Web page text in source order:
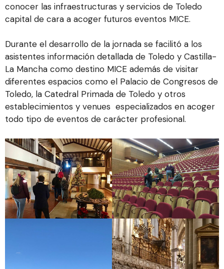
conocer las infraestructuras y servicios de Toledo
capital de cara a acoger futuros eventos MICE.
Durante el desarrollo de la jornada se facilitó a los
asistentes información detallada de Toledo y Castilla-
La Mancha como destino MICE además de visitar
diferentes espacios como el Palacio de Congresos de
Toledo, la Catedral Primada de Toledo y otros
establecimientos y venues especializados en acoger
todo tipo de eventos de carácter profesional.